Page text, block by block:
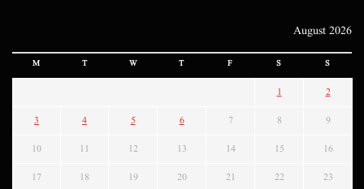
August 2026
M T W T F S S
1 2
3 4 5 6 7 8 9
10 11 12 13 14 15 16
17 18 19 20 21 22 23